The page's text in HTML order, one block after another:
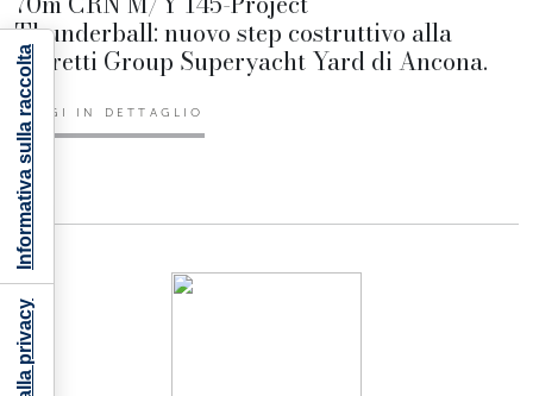
Thunderball: nuovo step costruttivo alla
Ferretti Group Superyacht Yard di Ancona.
LEGGI IN DETTAGLIO
Informativa sulla raccolta